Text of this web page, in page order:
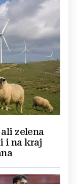
zelena
i na kraj